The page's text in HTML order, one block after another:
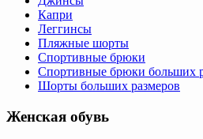
Капри
Леггинсы
Пляжные шорты
Спортивные брюки
Спортивные брюки больших
Шорты больших размеров
Женская обувь